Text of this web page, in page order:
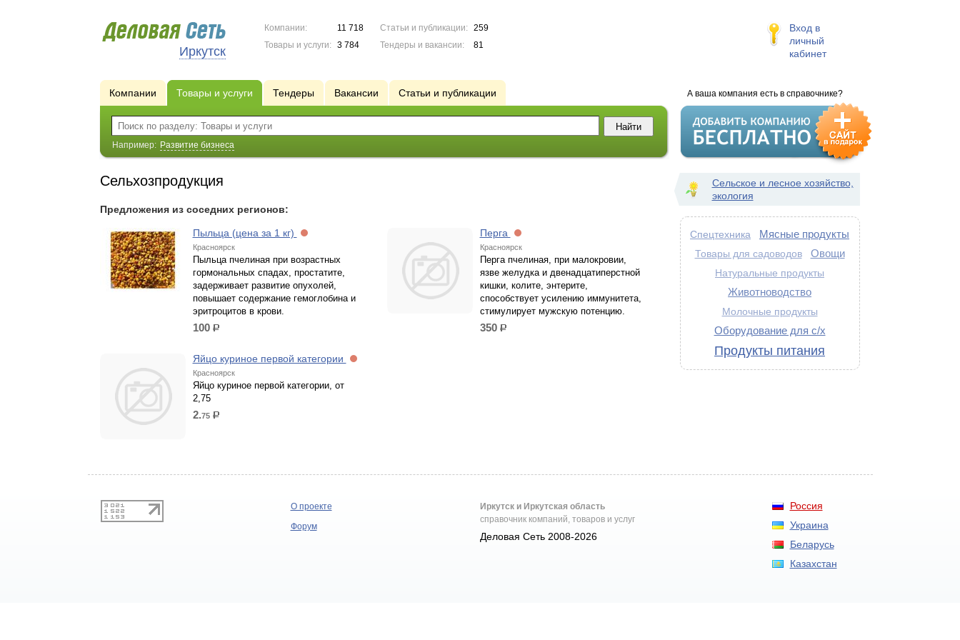
Иркутск
Компании:
11 718
Товары и услуги:
3 784
Статьи и публикации:
259
Тендеры и вакансии:
81
Вход в
личный
кабинет
А ваша компания есть в справочнике?
Компании Товары и услуги Тендеры Вакансии Статьи и публикации
Например: Развитие бизнеса
Сельхозпродукция
Предложения из соседних регионов:
Пыльца (цена за 1 кг)
Красноярск
Пыльца пчелиная при возрастных
гормональных спадах, простатите,
задерживает развитие опухолей,
повышает содержание гемоглобина и
эритроцитов в крови.
100 р.
Перга
Красноярск
Перга пчелиная, при малокровии,
язве желудка и двенадцатиперстной
кишки, колите, энтерите,
способствует усилению иммунитета,
стимулирует мужскую потенцию.
350 р.
Яйцо куриное первой категории
Красноярск
Яйцо куриное первой категории, от
2,75
2.75 р.
Сельское и лесное хозяйство,
экология
Спецтехника Мясные продукты
Товары для садоводов Овощи
Натуральные продукты
Животноводство
Молочные продукты
Оборудование для с/х
Продукты питания
Россия
Украина
Беларусь
Казахстан
О проекте
Форум
Иркутск и Иркутская область
справочник компаний, товаров и услуг
Деловая Сеть 2008-2026